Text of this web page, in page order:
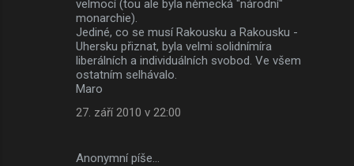
velmocí (tou ale byla německá "národní"
monarchie).
Jediné, co se musí Rakousku a Rakousku -
Uhersku přiznat, byla velmi solidnímíra
liberálních a individuálních svobod. Ve všem
ostatním selhávalo.
Maro
27. září 2010 v 22:00
Anonymní píše…